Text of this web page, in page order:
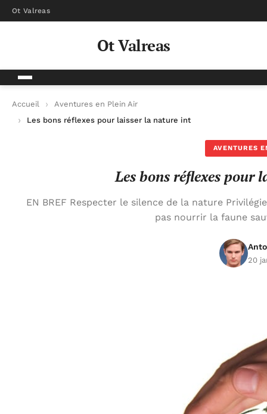
Ot Valreas
Ot Valreas
Accueil
Aventures en Plein Air
Les bons réflexes pour laisser la nature intacte
AVENTURES
Les bons réflexes pour
EN BREF Respecter le silence de la nature
pas nourrir la faune
20